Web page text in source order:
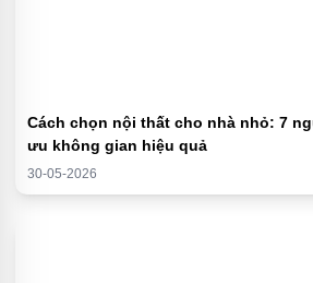
Cách chọn nội thất cho nhà nhỏ: 7
ưu không gian hiệu quả
30-05-2026